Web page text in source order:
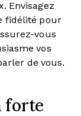
Envisagez
fidélité pour
vous
vos
de vous.
forte